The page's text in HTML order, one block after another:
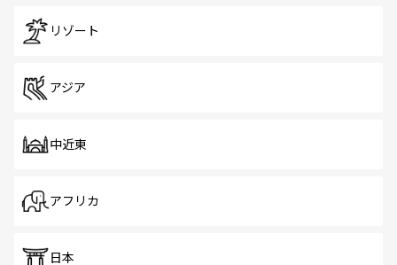
リゾート
アジア
中近東
アフリカ
日本